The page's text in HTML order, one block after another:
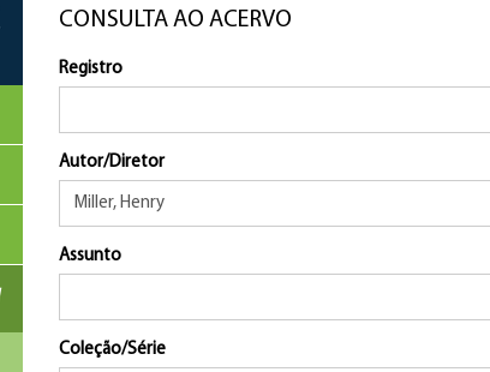
CONSULTA AO ACERVO
Registro
Autor/Diretor
Assunto
Coleção/Série